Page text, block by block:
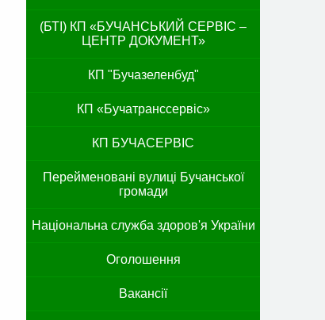
(БТІ) КП «БУЧАНСЬКИЙ СЕРВІС –
ЦЕНТР ДОКУМЕНТ»
КП "Бучазеленбуд"
КП «Бучатранссервіс»
КП БУЧАСЕРВІС
Перейменовані вулиці Бучанської
громади
Національна служба здоров'я України
Оголошення
Вакансії